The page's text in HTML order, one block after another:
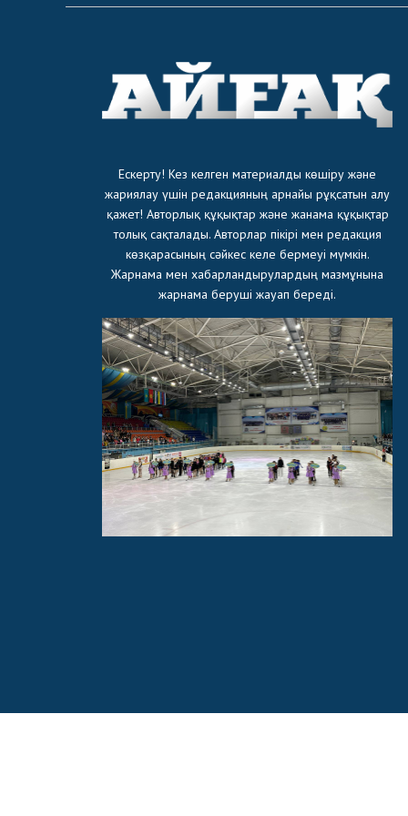
Ескерту! Кез келген материалды көшіру және
жариялау үшін редакцияның арнайы рұқсатын алу
қажет! Авторлық құқықтар және жанама құқықтар
толық сақталады. Авторлар пікірі мен редакция
көзқарасының сәйкес келе бермеуі мүмкін.
Жарнама мен хабарландырулардың мазмұнына
жарнама беруші жауап береді.